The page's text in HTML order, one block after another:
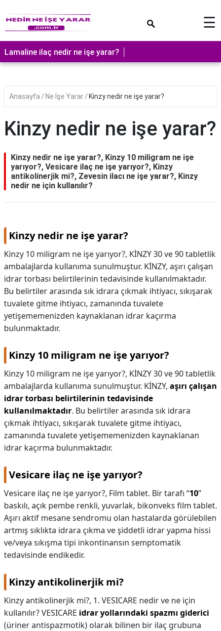
☰
Lamaline ilaç nedir ne işe yarar?
Anasayfa Ne İşe Yarar Kinzy nedir ne işe yarar?
Kinzy nedir ne işe yarar?
Kinzy nedir ne işe yarar?, Kinzy 10 miligram ne işe
yarıyor?, Vesicare ilaç ne işe yarıyor?, Kinzy
antikolinerjik mi?, Zevesin ilacı ne işe yarar?, Kinzy
nedir ne için kullanılır?
Kinzy nedir ne işe yarar?
Kinzy 10 miligram ne işe yarıyor?, KİNZY 30 ve 90 tabletlik
ambalajlarda kullanıma sunulmuştur. KİNZY, aşırı çalışan
idrar torbası belirtilerinin tedavisinde kullanılmaktadır.
Bu belirtiler arasında sık idrara çıkmak ihtiyacı, sıkışarak
tuvalete gitme ihtiyacı, zamanında tuvalete
yetişememenizden kaynaklanan idrar kaçırma
bulunmaktadır.
Kinzy 10 miligram ne işe yarıyor?
Kinzy 10 miligram ne işe yarıyor?, KİNZY 30 ve 90 tabletlik
ambalajlarda kullanıma sunulmuştur. KİNZY, aşırı çalışan
idrar torbası belirtilerinin tedavisinde
kullanılmaktadır. Bu belirtiler arasında sık idrara
çıkmak ihtiyacı, sıkışarak tuvalete gitme ihtiyacı,
zamanında tuvalete yetişememenizden kaynaklanan
idrar kaçırma bulunmaktadır.
Vesicare ilaç ne işe yarıyor?
Vesicare ilaç ne işe yarıyor?, Film tablet. Bir tarafı “10”
baskılı, açık pembe renkli, yuvarlak, bikonveks film tablet.
Aşırı aktif mesane sendromu olan hastalarda görülebilen
artmış sıklıkta idrara çıkma ve şiddetli idrar yapma hissi
ve/veya sıkışma tipi inkontinansın semptomatik
tedavisinde endikedir.
Kinzy antikolinerjik mi?
Kinzy antikolinerjik mi?, 1. VESICARE nedir ve ne için
kullanılır? VESICARE idrar yollarındaki spazmı giderici
(üriner antispazmotik) olarak bilinen bir ilaç grubuna